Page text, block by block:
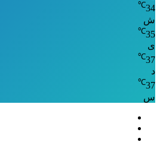
34
℃
ش
35
℃
ی
37
℃
د
37
℃
س